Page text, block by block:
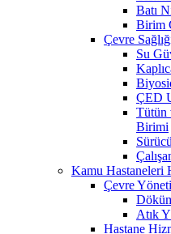
Batı
Birim
Çevre
Su
ÇED
Tütün
Birimi
Kamu Hastaneleri
Çevre
Atık
Hastane